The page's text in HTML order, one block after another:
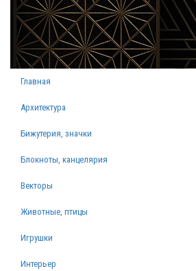
Главная
Архитектура
Бижутерия, значки
Блокноты, канцелярия
Векторы
Животные, птицы
Игрушки
Интерьер